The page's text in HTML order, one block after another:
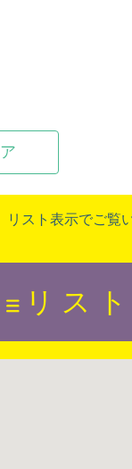
スト表示でご覧
リス